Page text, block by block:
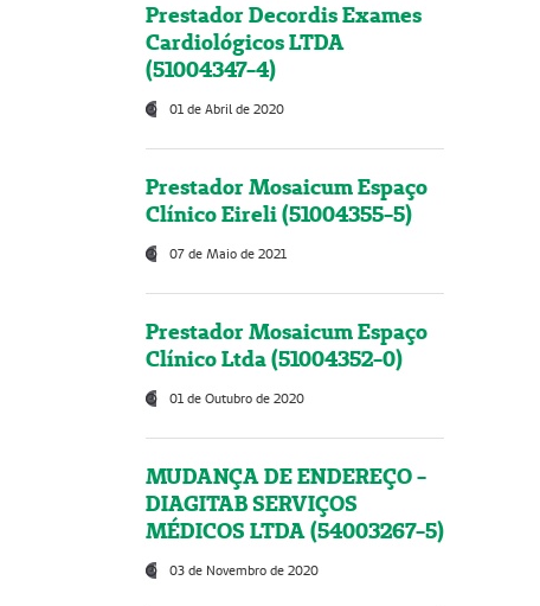
Prestador Decordis Exames
Cardiológicos LTDA
(51004347-4)
01 de Abril de 2020
Prestador Mosaicum Espaço
Clínico Eireli (51004355-5)
07 de Maio de 2021
Prestador Mosaicum Espaço
Clínico Ltda (51004352-0)
01 de Outubro de 2020
MUDANÇA DE ENDEREÇO -
DIAGITAB SERVIÇOS
MÉDICOS LTDA (54003267-5)
03 de Novembro de 2020